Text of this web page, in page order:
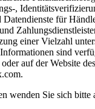
,
für
einer Vielzahl
sind
auf der Website
wenden Sie sich bitte